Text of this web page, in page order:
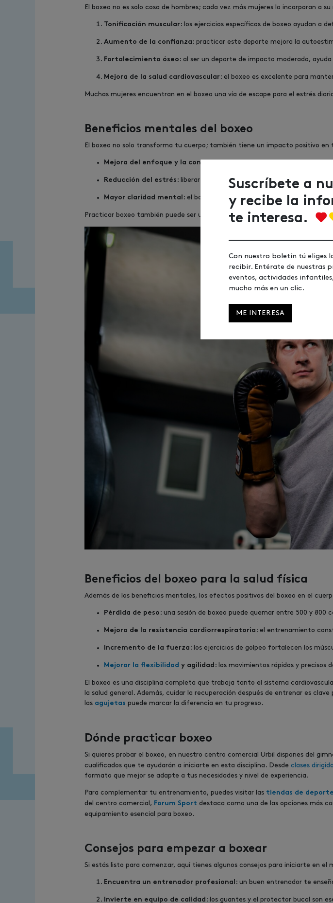
El boxeo no es solo cosa de hombres; cada vez más mujeres lo incorporan a
Tonificación muscular: los ejercicios específicos de boxeo ayudan a
Aumento de la confianza : practicar este deporte mejora la
Fortalecimiento óseo : al ser un deporte de impacto moderado,
Mejora de la salud cardiovascular: el boxeo es excelente para
Muchas mujeres encuentran en el boxeo una vía de escape para el estrés
Beneficios mentales del boxeo
El boxeo no solo transforma tu cuerpo; también tiene un impacto positivo
Mejora del enfoque y la concentración : los movimientos técnicos
Reducción del estrés : liberar adrenalina durante un entrenamiento
Mayor claridad mental : el boxeo te obliga a tomar decisiones
Practicar boxeo también puede ser una forma de terapia para liberar
Beneficios del boxeo para la salud física
Además de los beneficios mentales, los efectos positivos del boxeo en el
Pérdida de peso : una sesión de boxeo puede quemar entre 500 y 800
Mejora de la resistencia cardiorrespiratoria : el entrenamiento
Incremento de la fuerza : los ejercicios de golpeo fortalecen los
Mejorar la flexibilidad y agilidad : los movimientos rápidos y precisos
El boxeo es una disciplina completa que trabaja tanto el sistema
la salud general. Además, cuidar la recuperación después de entrenar es
las agujetas puede marcar la diferencia en tu progreso.
Dónde practicar boxeo
Si quieres probar el boxeo, en nuestro centro comercial Urbil dispones del
cualificados que te ayudarán a iniciarte en esta disciplina. Desde clases
formato que mejor se adapte a tus necesidades y nivel de experiencia.
Para complementar tu entrenamiento, puedes visitar las tiendas de deporte
del centro comercial, Forum Sport destaca como una de las opciones más
equipamiento esencial para boxeo.
Consejos para empezar a boxear
Si estás listo para comenzar, aquí tienes algunos consejos para iniciarte en el
Encuentra un entrenador profesional : un buen entrenador te
Invierte en equipo de calidad : los guantes y el protector bucal son
Suscríbete a
y recibe la
te interesa.
Con nuestro boletín tú eliges
recibir. Entérate de nuestras
eventos, actividades
mucho más en un clic.
ME INTERESA